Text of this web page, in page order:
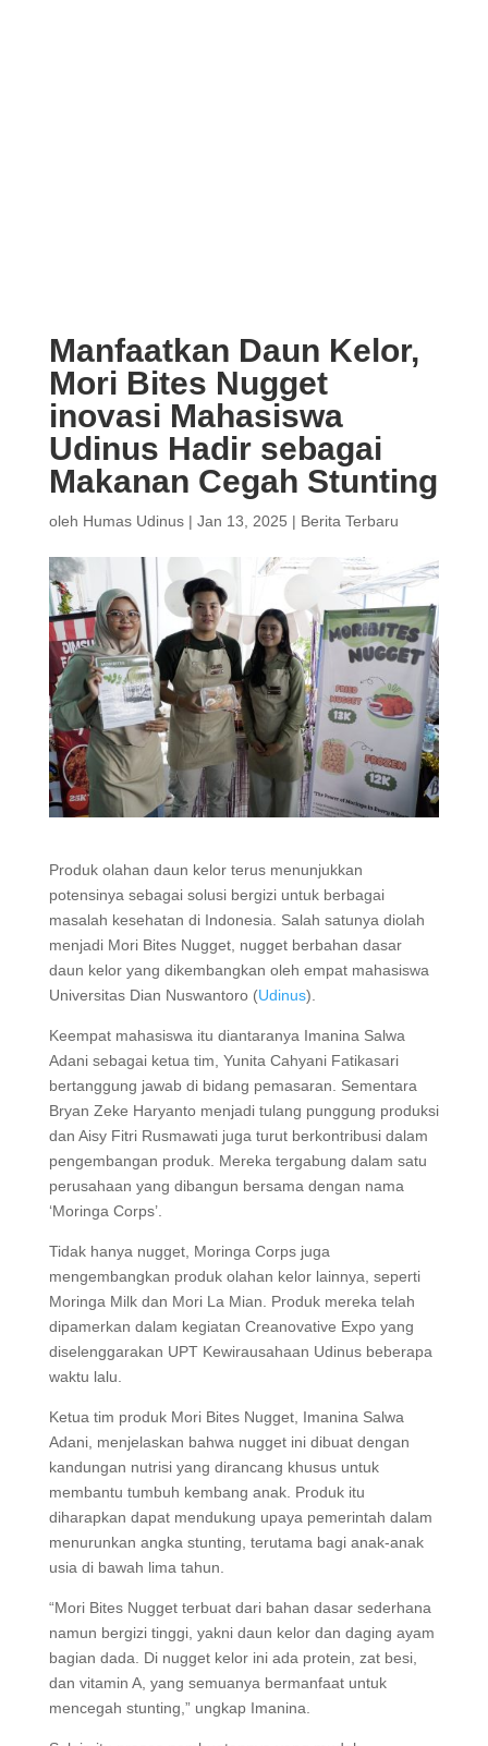
Manfaatkan Daun Kelor,
Mori Bites Nugget
inovasi Mahasiswa
Udinus Hadir sebagai
Makanan Cegah Stunting
oleh Humas Udinus| Jan 13, 2025 | Berita Terbaru
Produk olahan daun kelor terus menunjukkan
potensinya sebagai solusi bergizi untuk berbagai
masalah kesehatan di Indonesia. Salah satunya diolah
menjadi Mori Bites Nugget, nugget berbahan dasar
daun kelor yang dikembangkan oleh empat mahasiswa
Universitas Dian Nuswantoro (Udinus).
Keempat mahasiswa itu diantaranya Imanina Salwa
Adani sebagai ketua tim, Yunita Cahyani Fatikasari
bertanggung jawab di bidang pemasaran. Sementara
Bryan Zeke Haryanto menjadi tulang punggung produksi
dan Aisy Fitri Rusmawati juga turut berkontribusi dalam
pengembangan produk. Mereka tergabung dalam satu
perusahaan yang dibangun bersama dengan nama
‘Moringa Corps’.
Tidak hanya nugget, Moringa Corps juga
mengembangkan produk olahan kelor lainnya, seperti
Moringa Milk dan Mori La Mian. Produk mereka telah
dipamerkan dalam kegiatan Creanovative Expo yang
diselenggarakan UPT Kewirausahaan Udinus beberapa
waktu lalu.
Ketua tim produk Mori Bites Nugget, Imanina Salwa
Adani, menjelaskan bahwa nugget ini dibuat dengan
kandungan nutrisi yang dirancang khusus untuk
membantu tumbuh kembang anak. Produk itu
diharapkan dapat mendukung upaya pemerintah dalam
menurunkan angka stunting, terutama bagi anak-anak
usia di bawah lima tahun.
“Mori Bites Nugget terbuat dari bahan dasar sederhana
namun bergizi tinggi, yakni daun kelor dan daging ayam
bagian dada. Di nugget kelor ini ada protein, zat besi,
dan vitamin A, yang semuanya bermanfaat untuk
mencegah stunting,” ungkap Imanina.